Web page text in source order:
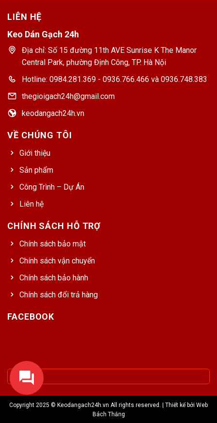
LIÊN HỆ
Keo Dán Gạch 24h
Địa chỉ: Số 15 đường 11th AVE Sunrise K The Manor
Central Park, phường Định Công, TP. Hà Nội
Hotline: 0984.281.369 - 0936.766.466 và 0936.748.383
thegioigach24h@gmail.com
keodangach24h.vn
VỀ CHÚNG TÔI
Giới thiệu
Sản phẩm
Công Trình – Dự Án
Liên hệ
CHÍNH SÁCH HỖ TRỢ
Chính sách bảo mật
Chính sách vận chuyển
Chính sách bảo hành
Chính sách đổi trả hàng
FACEBOOK
Copyright 2025 © Keodangach24h.vn All rights reserved. | Thiết kế bởi Web
Bách Thắng